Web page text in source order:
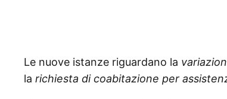
Le nuove istanze riguardano la
la richiesta di coabitazione per